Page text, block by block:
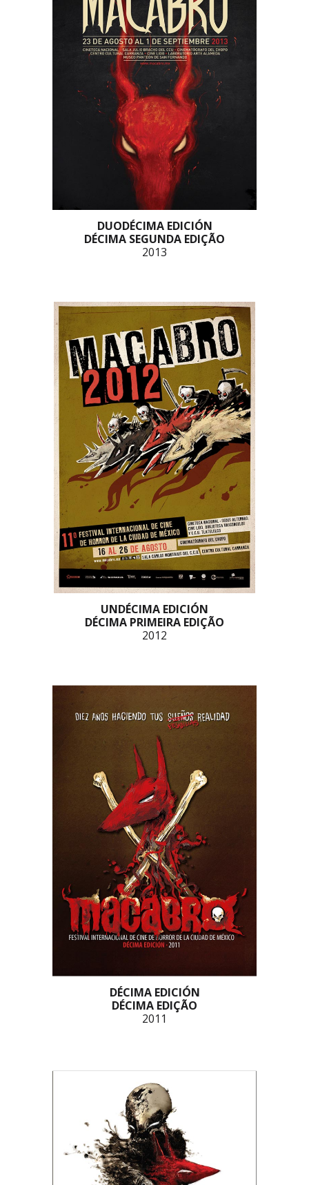
DUODÉCIMAEDICIÓN
DÉCIMA SEGUNDA EDIÇÃO
2013
UNDÉCIMA EDICIÓN
DÉCIMA PRIMEIRA EDIÇÃO
2012
DÉCIMA EDICIÓN
DÉCIMA EDIÇÃO
2011